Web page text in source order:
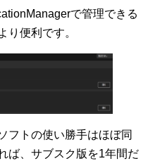
で管理できる
り便利です。
フトの使い勝手はほぼ同
ば、サブスク版を1年間だ